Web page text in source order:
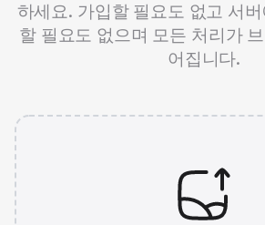
하세요. 가입할 필요도 없고 서
할 필요도 없으며 모든 처리가
어집니다.